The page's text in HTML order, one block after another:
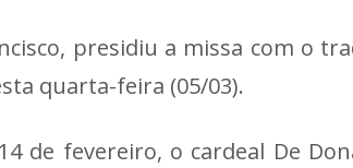
presidiu a missa com o
quarta-feira (05/03).
de fevereiro, o cardeal De